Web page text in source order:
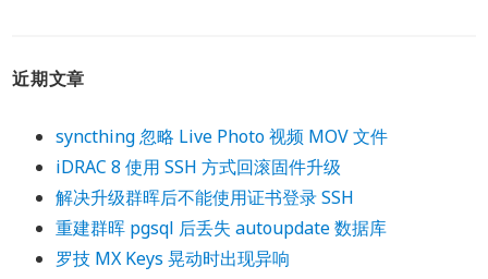
近期文章
syncthing 忽略 Live Photo 视频 MOV 文件
iDRAC 8 使用 SSH 方式回滚固件升级
解决升级群晖后不能使用证书登录 SSH
重建群晖 pgsql 后丢失 autoupdate 数据库
罗技 MX Keys 晃动时出现异响